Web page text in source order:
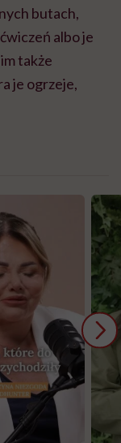
butach,
albo je
także
je ogrzeje,